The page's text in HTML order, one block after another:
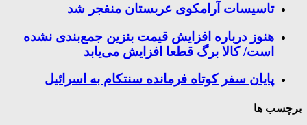
تاسیسات آرامکوی عربستان منفجر شد
هنوز درباره افزایش قیمت بنزین جمع‌بندی نشده
است/ کالا برگ قطعا افزایش می‌یابد
پایان سفر کوتاه فرمانده سنتکام به اسرائیل
برچسب ها